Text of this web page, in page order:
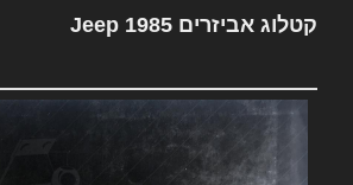
קטלוג אביזרים Jeep 1985